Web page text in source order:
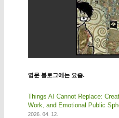
영문 블로그에는 요즘.
Things AI Cannot Replace:
Work, and Emotional Public
2026. 04. 12.